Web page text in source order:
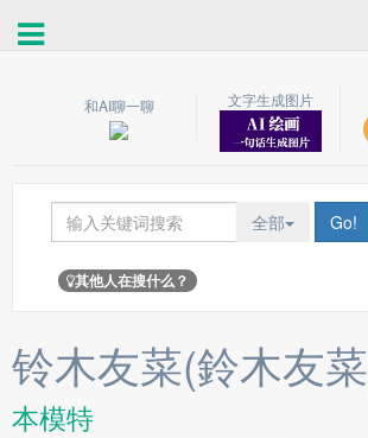
和AI聊一聊
文字生成图片
全部 Go!
其他人在搜什么？
铃木友菜(鈴木友
本模特